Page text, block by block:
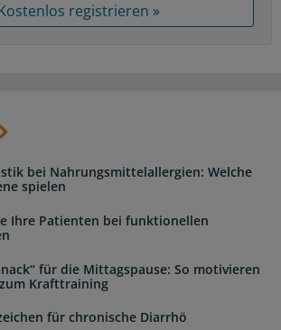
registrieren »
bei Nahrungsmittelallergien: Welche
spielen
Ihre Patienten bei funktionellen
für die Mittagspause: So motivieren
Krafttraining
für chronische Diarrhö